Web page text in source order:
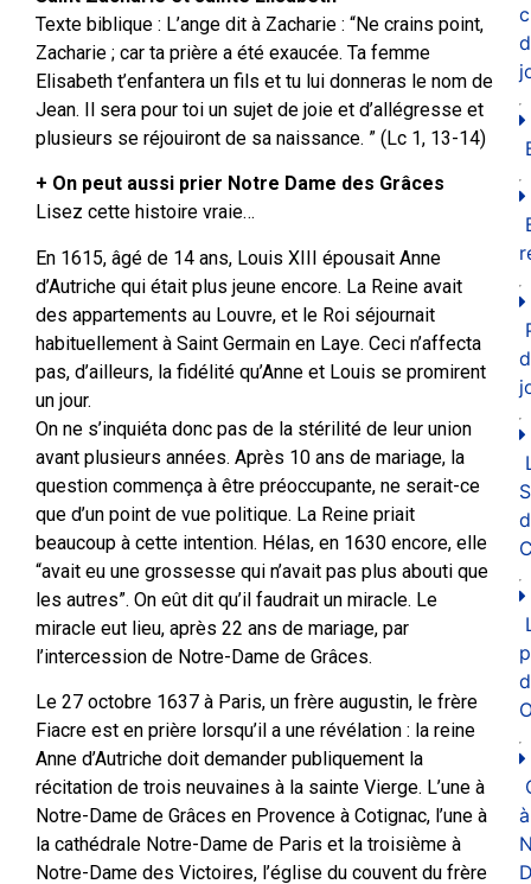
Texte biblique : L’ange dit à Zacharie : “Ne crains point,
Zacharie ; car ta prière a été exaucée. Ta femme
Elisabeth t’enfantera un fils et tu lui donneras le nom de
Jean. Il sera pour toi un sujet de joie et d’allégresse et
plusieurs se réjouiront de sa naissance. ” (Lc 1, 13-14)
+ On peut aussi prier Notre Dame des Grâces
Lisez cette histoire vraie…
En 1615, âgé de 14 ans, Louis XIII épousait Anne
d’Autriche qui était plus jeune encore. La Reine avait
des appartements au Louvre, et le Roi séjournait
habituellement à Saint Germain en Laye. Ceci n’affecta
pas, d’ailleurs, la fidélité qu’Anne et Louis se promirent
un jour.
On ne s’inquiéta donc pas de la stérilité de leur union
avant plusieurs années. Après 10 ans de mariage, la
question commença à être préoccupante, ne serait-ce
que d’un point de vue politique. La Reine priait
beaucoup à cette intention. Hélas, en 1630 encore, elle
“avait eu une grossesse qui n’avait pas plus abouti que
les autres”. On eût dit qu’il faudrait un miracle. Le
miracle eut lieu, après 22 ans de mariage, par
l’intercession de Notre-Dame de Grâces.
Le 27 octobre 1637 à Paris, un frère augustin, le frère
Fiacre est en prière lorsqu’il a une révélation : la reine
Anne d’Autriche doit demander publiquement la
récitation de trois neuvaines à la sainte Vierge. L’une à
Notre-Dame de Grâces en Provence à Cotignac, l’une à
la cathédrale Notre-Dame de Paris et la troisième à
Notre-Dame des Victoires, l’église du couvent du frère
à